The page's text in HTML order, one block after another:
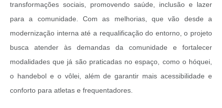
transformações sociais, promovendo saúde, inclusão e lazer
para a comunidade. Com as melhorias, que vão desde a
modernização interna até a requalificação do entorno, o projeto
busca atender às demandas da comunidade e fortalecer
modalidades que já são praticadas no espaço, como o hóquei,
o handebol e o vôlei, além de garantir mais acessibilidade e
conforto para atletas e frequentadores.